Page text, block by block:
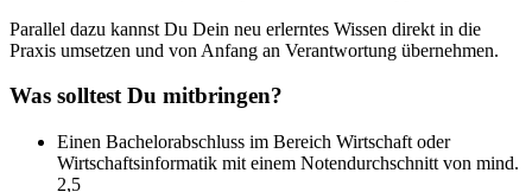
Parallel dazu kannst Du Dein neu erlerntes Wissen direkt in die
Praxis umsetzen und von Anfang an Verantwortung übernehmen.
Was solltest Du mitbringen?
Einen Bachelorabschluss im Bereich Wirtschaft oder
Wirtschaftsinformatik mit einem Notendurchschnitt von mind.
2,5